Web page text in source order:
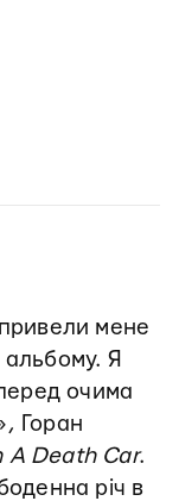
мене
Я
очима
Горан
A Death Car.
річ в